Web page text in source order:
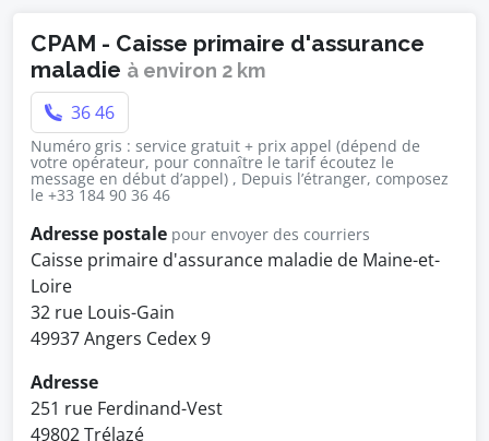
CPAM - Caisse primaire d'assurance
maladie à environ 2 km
36 46
Numéro gris : service gratuit + prix appel (dépend de
votre opérateur, pour connaître le tarif écoutez le
message en début d’appel) , Depuis l’étranger, composez
le +33 184 90 36 46
Adresse postale pour envoyer des courriers
Caisse primaire d'assurance maladie de Maine-et-
Loire
32 rue Louis-Gain
49937 Angers Cedex 9
Adresse
251 rue Ferdinand-Vest
49802 Trélazé